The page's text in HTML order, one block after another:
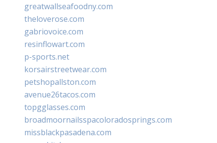
greatwallseafoodny.com
theloverose.com
gabriovoice.com
resinflowart.com
p-sports.net
korsairstreetwear.com
petshopallston.com
avenue26tacos.com
topgglasses.com
broadmoornailsspacoloradosprings.com
missblackpasadena.com